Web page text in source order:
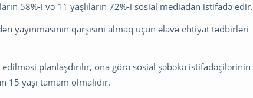
58%-i və 11 yaşlıların 72%-i sosial mediadan istifadə edir.
yayınmasının qarşısını almaq üçün əlavə ehtiyat tədbirləri
planlaşdırılır, ona görə sosial şəbəkə istifadəçilərinin
15 yaşı tamam olmalıdır.